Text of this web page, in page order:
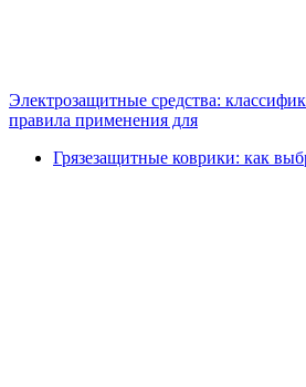
Электрозащитные средства:
правила применения для
Грязезащитные коврики: как